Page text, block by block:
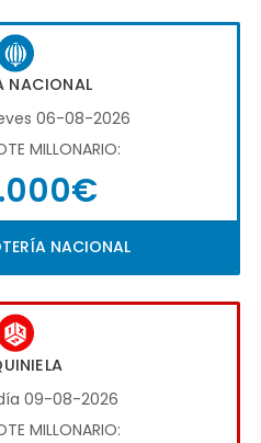
NACIONAL
06-08-2026
MILLONARIO:
NACIONAL
09-08-2026
MILLONARIO: